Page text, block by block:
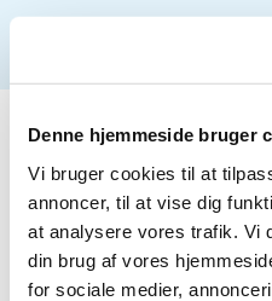
Denne hjemmeside bruger
Vi bruger cookies til at
annoncer, til at vise dig
at analysere vores trafik. Vi
din brug af vores
for sociale medier,
Forældre skal kun
har medvirket en
tilfælde skal
hænde senest 14 dage